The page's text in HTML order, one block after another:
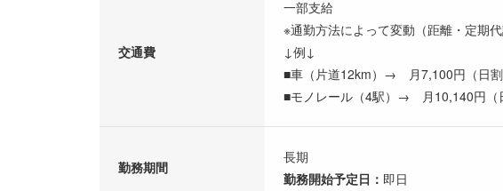
交通費
一部支給
※通勤方法によって変動（距離・定期代
↓例↓
■車（片道12km）→ 月7,100円（日割
■モノレール（4駅）→ 月10,140円（
勤務期間
長期
勤務開始予定日： 即日